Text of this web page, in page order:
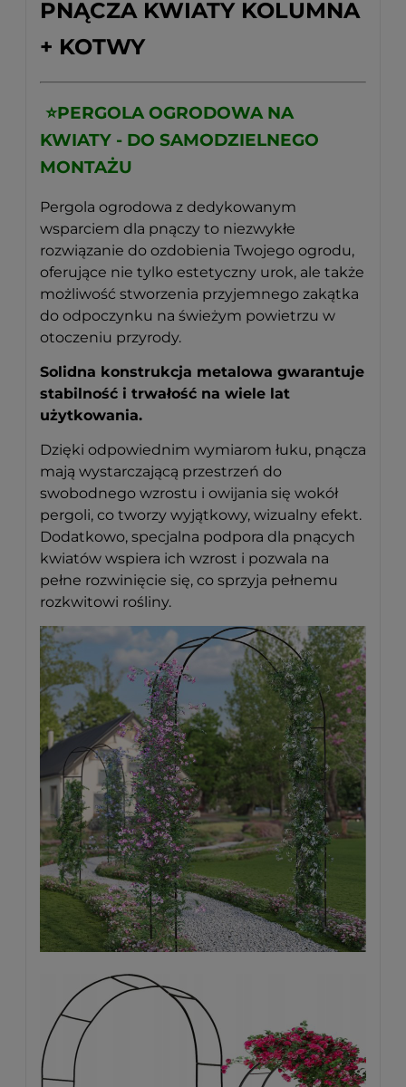
PNĄCZA KWIATY KOLUMNA
+ KOTWY
⭐PERGOLA OGRODOWA NA
KWIATY - DO SAMODZIELNEGO
MONTAŻU
Pergola ogrodowa z dedykowanym
wsparciem dla pnączy to niezwykłe
rozwiązanie do ozdobienia Twojego ogrodu,
oferujące nie tylko estetyczny urok, ale także
możliwość stworzenia przyjemnego zakątka
do odpoczynku na świeżym powietrzu w
otoczeniu przyrody.
Solidna konstrukcja metalowa gwarantuje
stabilność i trwałość na wiele lat
użytkowania.
Dzięki odpowiednim wymiarom łuku, pnącza
mają wystarczającą przestrzeń do
swobodnego wzrostu i owijania się wokół
pergoli, co tworzy wyjątkowy, wizualny efekt.
Dodatkowo, specjalna podpora dla pnących
kwiatów wspiera ich wzrost i pozwala na
pełne rozwinięcie się, co sprzyja pełnemu
rozkwitowi rośliny.